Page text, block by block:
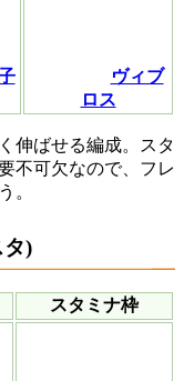
ヴィブ
ロス
伸ばせる編成。スタ
不可欠なので、フレ
。
タ)
スタミナ枠